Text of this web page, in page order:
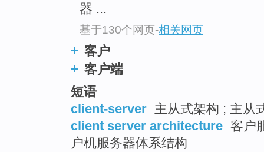
器 ...
基于130个网页-相关网页
客户
客户端
短语
client-server 主从式架构 ; 主从
client server architecture 客户
户机服务器体系结构